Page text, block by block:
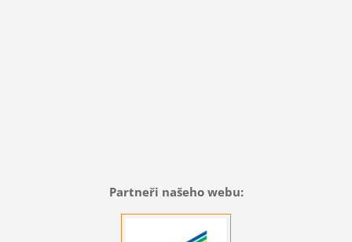
Partneři našeho webu: